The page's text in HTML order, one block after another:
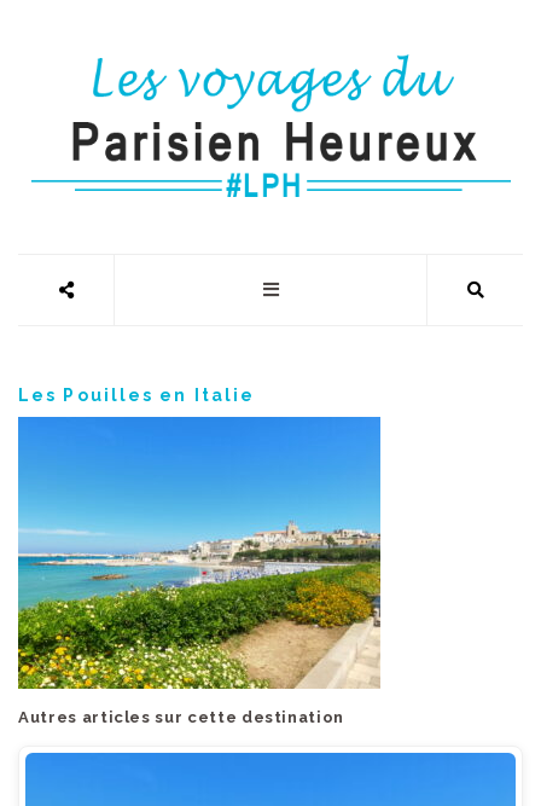
Les Pouilles en Italie
Autres articles sur cette destination